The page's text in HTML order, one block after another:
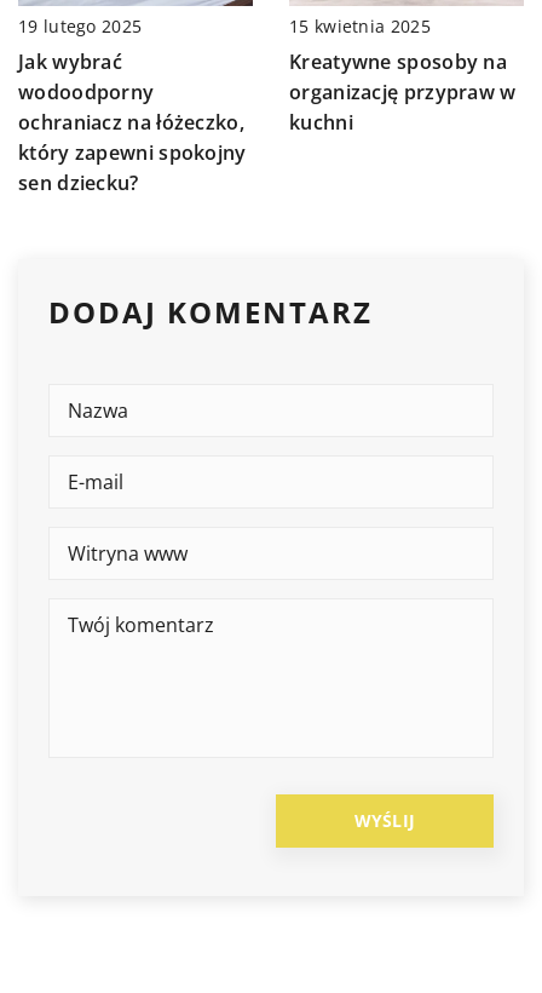
19 lutego 2025
Jak wybrać
wodoodporny
ochraniacz na łóżeczko,
który zapewni spokojny
sen dziecku?
15 kwietnia 2025
Kreatywne sposoby na
organizację przypraw w
kuchni
DODAJ KOMENTARZ